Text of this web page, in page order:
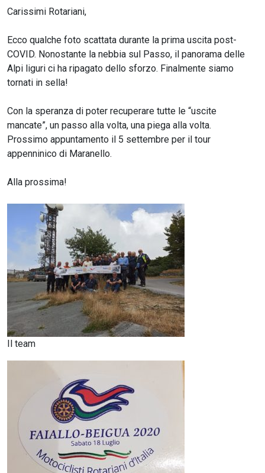
Carissimi Rotariani,
Ecco qualche foto scattata durante la prima uscita post-
COVID. Nonostante la nebbia sul Passo, il panorama delle
Alpi liguri ci ha ripagato dello sforzo. Finalmente siamo
tornati in sella!
Con la speranza di poter recuperare tutte le “uscite
mancate”, un passo alla volta, una piega alla volta.
Prossimo appuntamento il 5 settembre per il tour
appenninico di Maranello.
Alla prossima!
Il team